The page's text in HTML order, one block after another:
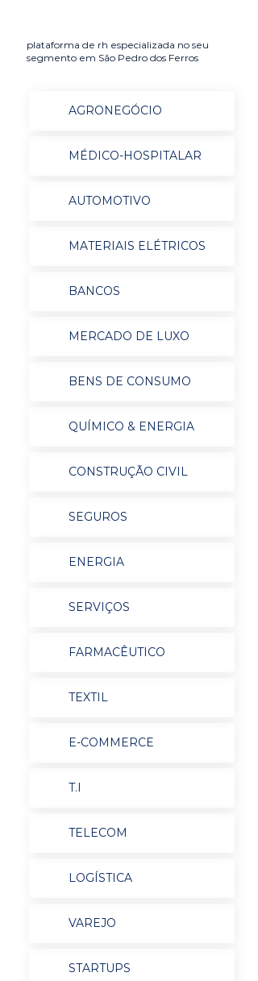
plataforma de rh especializada no seu
segmento em São Pedro dos Ferros
AGRONEGÓCIO
MÉDICO-HOSPITALAR
AUTOMOTIVO
MATERIAIS ELÉTRICOS
BANCOS
MERCADO DE LUXO
BENS DE CONSUMO
QUÍMICO & ENERGIA
CONSTRUÇÃO CIVIL
SEGUROS
ENERGIA
SERVIÇOS
FARMACÊUTICO
TEXTIL
E-COMMERCE
T.I
TELECOM
LOGÍSTICA
VAREJO
STARTUPS